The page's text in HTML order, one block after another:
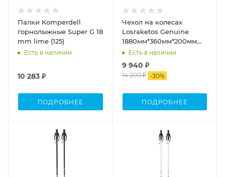
Палки Komperdell
горнолыжные Super G 18
mm lime (125)
Есть в наличии
10 283 ₽
ПОДРОБНЕЕ
Чехол на колесах
Losraketos Genuine
1880мм*360мм*200мм
черный
Есть в наличии
9 940 ₽
14 200 ₽ -30%
ПОДРОБНЕЕ